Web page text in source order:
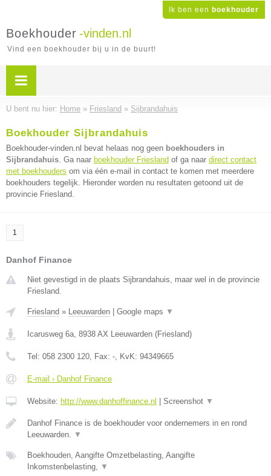
Ik ben een boekhouder
Boekhouder -vinden.nl
Vind een boekhouder bij u in de buurt!
U bent nu hier: Home » Friesland » Sijbrandahuis
Boekhouder Sijbrandahuis
Boekhouder-vinden.nl bevat helaas nog geen boekhouders in
Sijbrandahuis. Ga naar boekhouder Friesland of ga naar direct contact
met boekhouders om via één e-mail in contact te komen met meerdere
boekhouders tegelijk. Hieronder worden nu resultaten getoond uit de
provincie Friesland.
1
Danhof Finance
Niet gevestigd in de plaats Sijbrandahuis, maar wel in de provincie
Friesland.
Friesland » Leeuwarden Google maps ▼
Icarusweg 6a, 8938 AX Leeuwarden (Friesland)
Tel: 058 2300 120, Fax: -, KvK: 94349665
E-mail › Danhof Finance
Website: http://www.danhoffinance.nl Screenshot ▼
Danhof Finance is de boekhouder voor ondernemers in en rond
Leeuwarden. ▼
Boekhouden, Aangifte Omzetbelasting, Aangifte
Inkomstenbelasting, ▼